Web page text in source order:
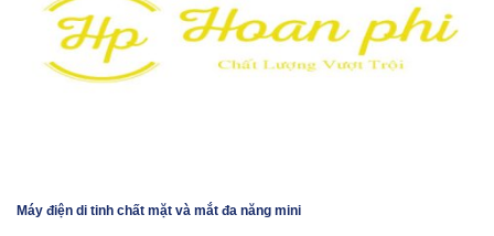
Máy điện di tinh chất mặt và mắt đa năng mini